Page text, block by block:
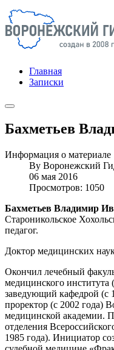
Главная
Записки
Бахметьев
Информация о материале
By Воронежский
06 мая 2016
Просмотров: 1050
Бахметьев Владимир
Староникольское
педагог.
Доктор медицинских
Окончил лечебный
медицинского института
заведующий кафедрой (с
проректор (с 2002 года)
медицинской академии.
отделения
1985 года). Инициатор